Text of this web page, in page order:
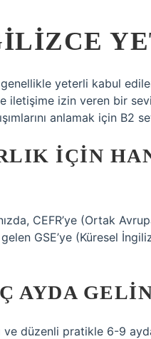
yeterli kabul
iletişime izin veren bir
anlamak için B2
IÇIN
CEFR’ye (Ortak
GSE’ye (Küresel
AYDA
ve düzenli pratikle 6-9